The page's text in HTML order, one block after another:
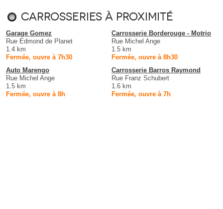
Carrosseries à proximité
Garage Gomez
Rue Edmond de Planet
1.4 km
Fermée, ouvre à 7h30
Carrosserie Borderouge - Motrio
Rue Michel Ange
1.5 km
Fermée, ouvre à 8h30
Auto Marengo
Rue Michel Ange
1.5 km
Fermée, ouvre à 8h
Carrosserie Barros Raymond
Rue Franz Schubert
1.6 km
Fermée, ouvre à 7h